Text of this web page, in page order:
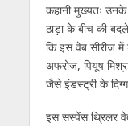
कहानी मुख्यतः
ठाड़ा के बीच की
कि इस वेब सीरीज में
अफरोज, पियूष
जैसे इंडस्ट्री के
इस सस्पेंस थ्रिलर